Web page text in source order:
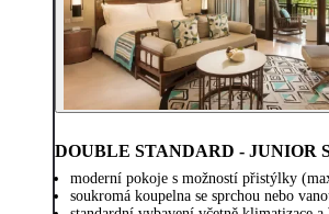
DOUBLE STANDARD - JUNIOR
moderní pokoje s možností přistýlky
soukromá koupelna se sprchou nebo